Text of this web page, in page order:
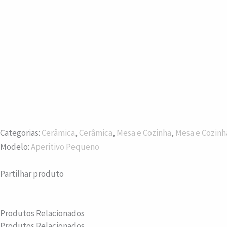
Categorias: Cerâmica, Cerâmica, Mesa e Cozinha, Mesa e
Modelo:Aperitivo Pequeno
Partilhar produto
Produtos Relacionados